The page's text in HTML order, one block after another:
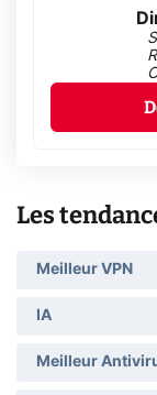
Les
Meilleur VPN
IA
Meilleur